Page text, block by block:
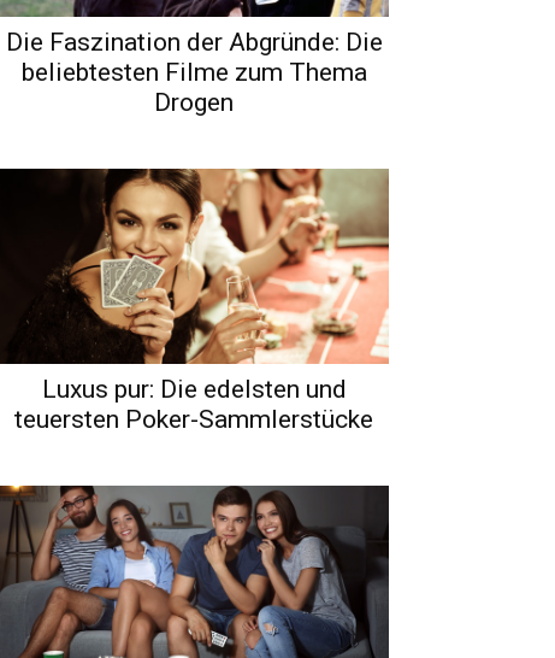
Die Faszination der Abgründe: Die
beliebtesten Filme zum Thema
Drogen
Luxus pur: Die edelsten und
teuersten Poker-Sammlerstücke